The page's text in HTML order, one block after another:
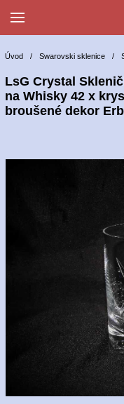
Úvod / Swarovski sklenice /
LsG Crystal
na Whisky 42 x
broušené dekor